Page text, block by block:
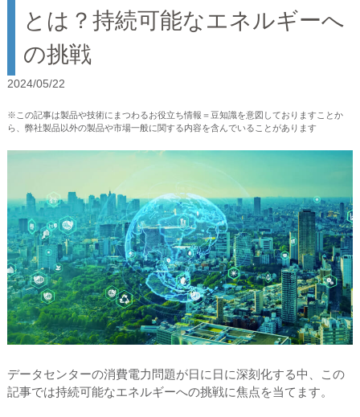
とは？持続可能なエネルギーへ
の挑戦
2024/05/22
※この記事は製品や技術にまつわるお役立ち情報＝豆知識を意図しておりますことか
ら、弊社製品以外の製品や市場一般に関する内容を含んでいることがあります
データセンターの消費電力問題が日に日に深刻化する中、この
記事では持続可能なエネルギーへの挑戦に焦点を当てます。